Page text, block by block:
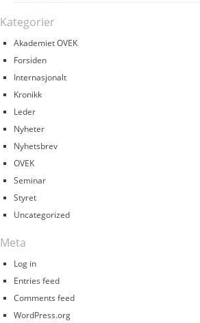
Kategorier
Akademiet OVEK
Forsiden
Internasjonalt
Kronikk
Leder
Nyheter
Nyhetsbrev
OVEK
Seminar
Styret
Uncategorized
Meta
Log in
Entries feed
Comments feed
WordPress.org